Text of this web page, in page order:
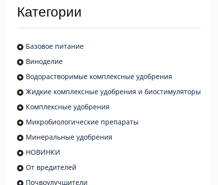
Категории
Базовое питание
Виноделие
Водорастворимые комплексные удобрения
Жидкие комплексные удобрения и биостимуляторы
Комплексные удобрения
Микробиологические препараты
Минеральные удобрения
НОВИНКИ
От вредителей
Почвоулучшители